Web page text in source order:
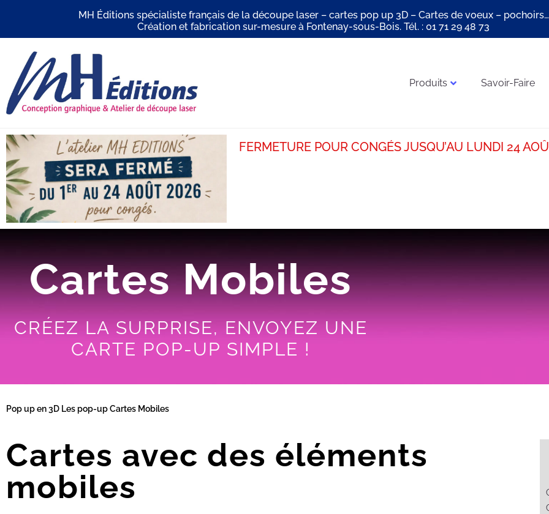
MH Éditions spécialiste français de la découpe laser – cartes pop up 3D – Cartes de voeux – pochoirs…
Création et fabrication sur-mesure à Fontenay-sous-Bois. Tél. : 01 71 29 48 73
Produits Savoir-Faire
FERMETURE POUR CONGÉS JUSQU’AU LUNDI 24
Cartes Mobiles
CRÉEZ LA SURPRISE, ENVOYEZ UNE
CARTE POP-UP SIMPLE !
Pop up en 3D Les pop-upCartes Mobiles
Cartes avec des éléments
mobiles